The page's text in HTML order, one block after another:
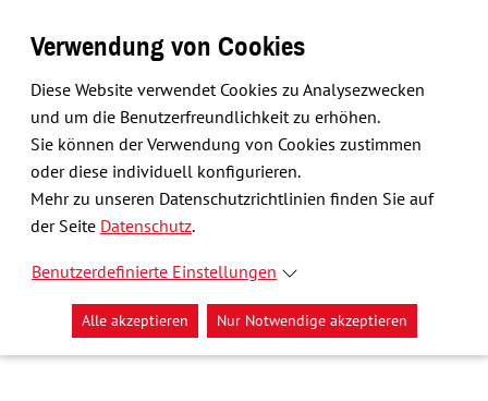
Verwendung von Cookies
Diese Website verwendet Cookies zu Analysezwecken
und um die Benutzerfreundlichkeit zu erhöhen.
Sie können der Verwendung von Cookies zustimmen
oder diese individuell konfigurieren.
Mehr zu unseren Datenschutzrichtlinien finden Sie auf
der Seite Datenschutz.
Benutzerdefinierte Einstellungen
Alle akzeptieren Nur Notwendige akzeptieren